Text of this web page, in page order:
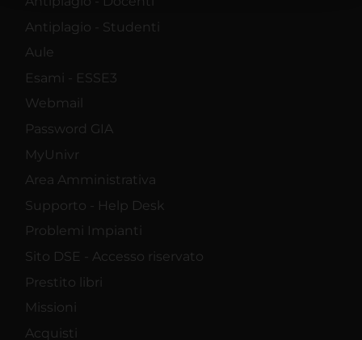
Antiplagio - Studenti
Aule
Esami - ESSE3
Webmail
Password GIA
MyUnivr
Area Amministrativa
Supporto - Help Desk
Problemi Impianti
Sito DSE - Accesso riservato
Prestito libri
Missioni
Acquisti